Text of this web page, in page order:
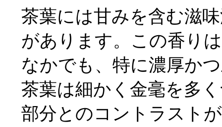
茶葉には甘みを含む滋
があります。この香り
なかでも、特に濃厚か
茶葉は細かく金毫を多
部分とのコントラスト